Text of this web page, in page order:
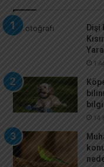
Dişi
1
14